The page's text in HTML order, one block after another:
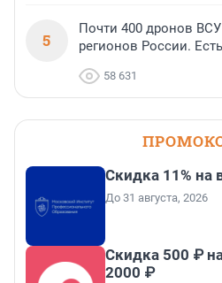
5
Почти 400 дронов
регионов России.
58 631
Скидка 11% на
До 31 августа, 2026
Скидка 500 ₽
2000 ₽